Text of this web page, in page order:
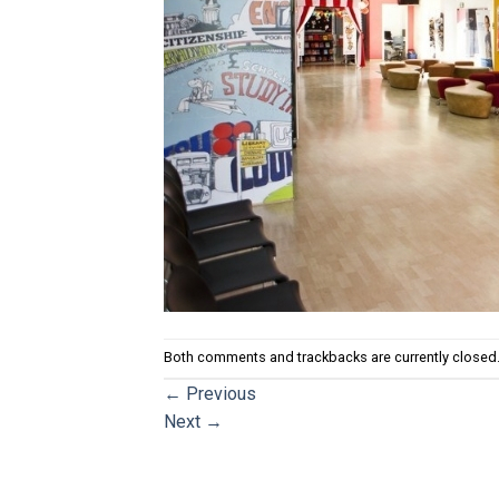
Both comments and trackbacks are currently closed.
← Previous
Next →